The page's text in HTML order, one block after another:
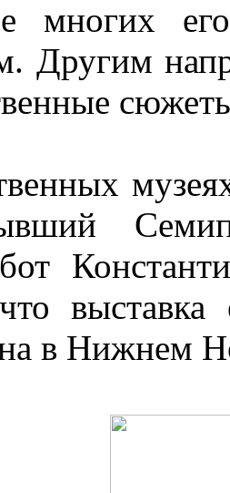
многих
Другим
в Нижнем